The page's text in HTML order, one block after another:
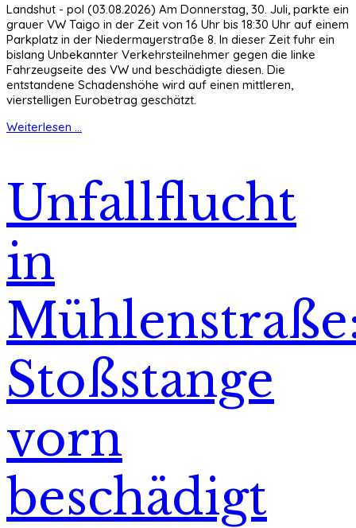
Landshut - pol (03.08.2026) Am Donnerstag, 30. Juli, parkte ein
grauer VW Taigo in der Zeit von 16 Uhr bis 18:30 Uhr auf einem
Parkplatz in der Niedermayerstraße 8. In dieser Zeit fuhr ein
bislang Unbekannter Verkehrsteilnehmer gegen die linke
Fahrzeugseite des VW und beschädigte diesen. Die
entstandene Schadenshöhe wird auf einen mittleren,
vierstelligen Eurobetrag geschätzt.
Weiterlesen ...
Unfallflucht
in
Stoßstange
vorn
beschädigt